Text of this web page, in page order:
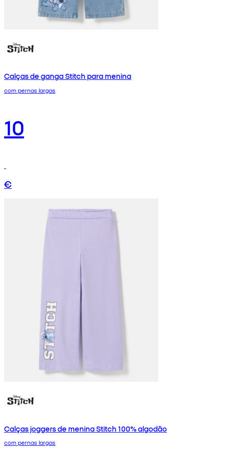
Calças de ganga Stitch para menina
com pernas largas
10
€
Calças joggers de menina Stitch 100% algodão
com pernas largas